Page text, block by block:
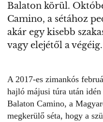
Balaton körül.
Camino, a sétához
akár egy kisebb
vagy elejétől a végéig.
A 2017-es zimankós
hajló májusi túra után
Balaton Camino, a
megkerülő séta, hogy a